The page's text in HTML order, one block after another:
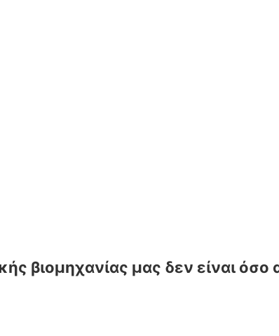
βιομηχανίας μας δεν είναι όσο